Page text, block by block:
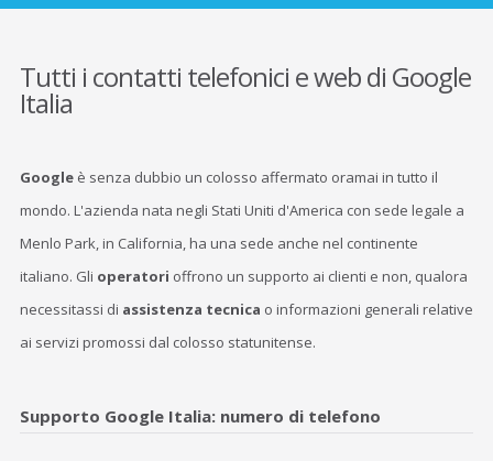
Tutti i contatti telefonici e web di Google
Italia
Googleè senza dubbio un colosso affermato oramai in tutto il
mondo. L'azienda nata negli Stati Uniti d'America con sede legale a
Menlo Park, in California, ha una sede anche nel continente
italiano. Gli operatori offrono un supporto ai clienti e non, qualora
necessitassi di assistenza tecnica o informazioni generali relative
ai servizi promossi dal colosso statunitense.
Supporto Google Italia: numero di telefono